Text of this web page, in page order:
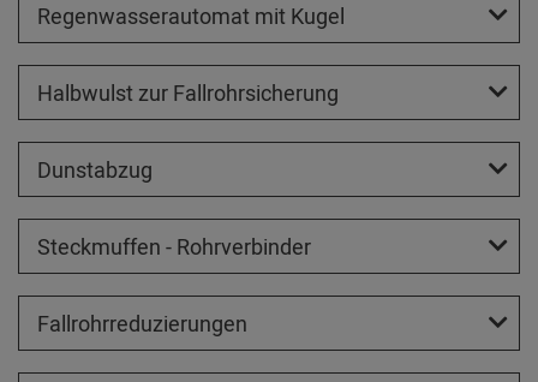
Regenwasserautomat mit Kugel
Halbwulst zur Fallrohrsicherung
Dunstabzug
Steckmuffen - Rohrverbinder
Fallrohrreduzierungen